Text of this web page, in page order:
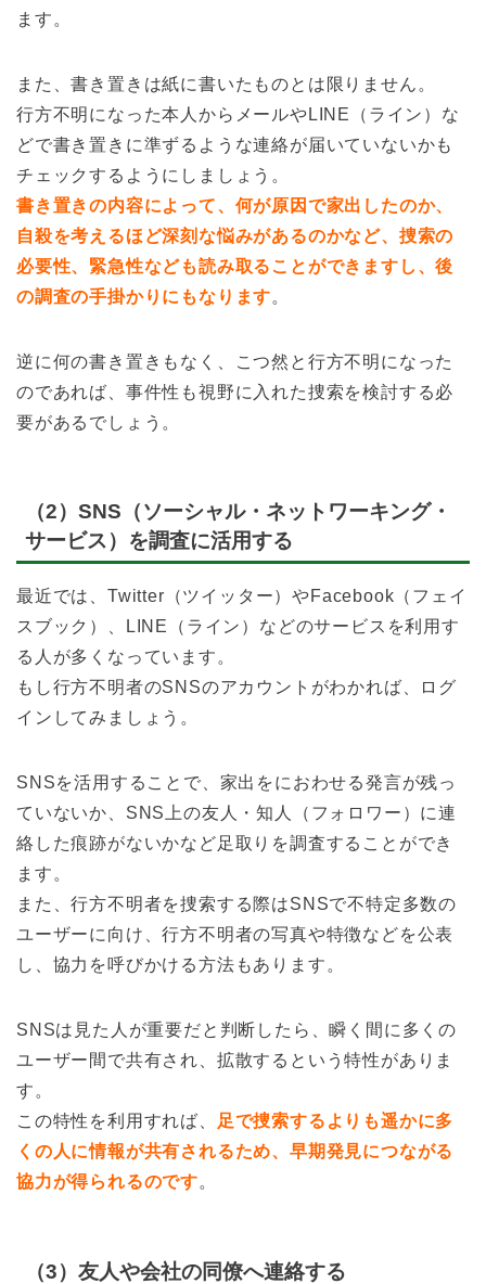
ます。
また、書き置きは紙に書いたものとは限りません。
行方不明になった本人からメールやLINE（ライン）な
どで書き置きに準ずるような連絡が届いていないかも
チェックするようにしましょう。
書き置きの内容によって、何が原因で家出したのか、
自殺を考えるほど深刻な悩みがあるのかなど、捜索の
必要性、緊急性なども読み取ることができますし、後
の調査の手掛かりにもなります。
逆に何の書き置きもなく、こつ然と行方不明になった
のであれば、事件性も視野に入れた捜索を検討する必
要があるでしょう。
（2）SNS（ソーシャル・ネットワーキング・
サービス）を調査に活用する
最近では、Twitter（ツイッター）やFacebook（フェイ
スブック）、LINE（ライン）などのサービスを利用す
る人が多くなっています。
もし行方不明者のSNSのアカウントがわかれば、ログ
インしてみましょう。
SNSを活用することで、家出をにおわせる発言が残っ
ていないか、SNS上の友人・知人（フォロワー）に連
絡した痕跡がないかなど足取りを調査することができ
ます。
また、行方不明者を捜索する際はSNSで不特定多数の
ユーザーに向け、行方不明者の写真や特徴などを公表
し、協力を呼びかける方法もあります。
SNSは見た人が重要だと判断したら、瞬く間に多くの
ユーザー間で共有され、拡散するという特性がありま
す。
この特性を利用すれば、 足で捜索するよりも遥かに多
くの人に情報が共有されるため、早期発見につながる
協力が得られるのです。
（3）友人や会社の同僚へ連絡する